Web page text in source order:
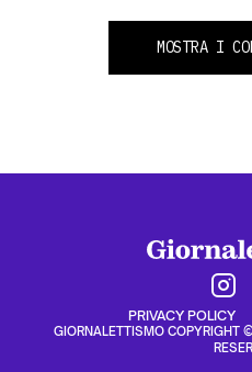
MOSTRA I
PRIVACY POLICY
GIORNALETTISMO COPYRIGHT